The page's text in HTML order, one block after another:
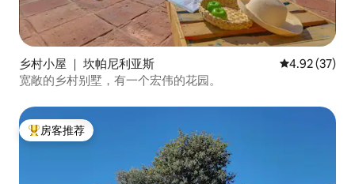
乡村小屋 ｜ 坎帕尼利亚斯 平均评分
4.92 (37)
宽敞的乡村别墅，有一个宏伟的花园。
热门「房客推荐」
房客推荐